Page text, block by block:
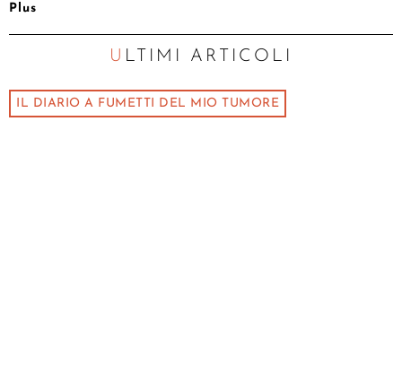
Plus
ULTIMI ARTICOLI
IL DIARIO A FUMETTI DEL MIO TUMORE